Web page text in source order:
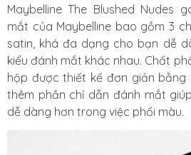
Maybelline The Blushed Nudes
mắt của Maybelline bao gồm 3
satin, khá đa dạng cho bạn dễ
kiểu đánh mắt khác nhau. Chất
hộp được thiết kế đơn giản
thêm phần chỉ dẫn đánh mắt
dễ dàng hơn trong việc phối màu.